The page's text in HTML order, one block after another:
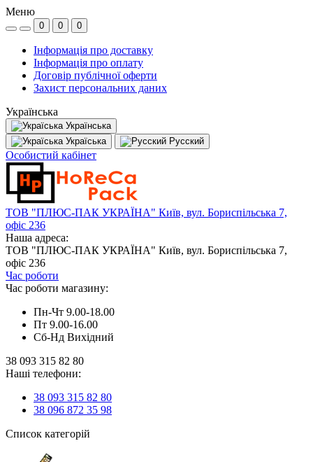
Меню
0 0 0
Інформація про доставку
Інформація про оплату
Договір публічної оферти
Захист персональних даних
Українська
Українська
Україська
Русский
Особистий кабінет
ТОВ "ПЛЮС-ПАК УКРАЇНА" Київ, вул. Бориспільська 7,
офіс 236
Наша адреса:
ТОВ "ПЛЮС-ПАК УКРАЇНА" Київ, вул. Бориспільська 7,
офіс 236
Час роботи
Час роботи магазину:
Пн-Чт 9.00-18.00
Пт 9.00-16.00
Сб-Нд Вихідний
38 093 315 82 80
Наші телефони:
38 093 315 82 80
38 096 872 35 98
Список категорій